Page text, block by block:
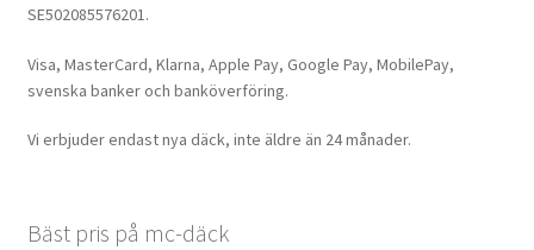
SE502085576201.
Visa, MasterCard, Klarna, Apple Pay, Google Pay, MobilePay,
svenska banker och banköverföring.
Vi erbjuder endast nya däck, inte äldre än 24 månader.
Bäst pris på mc-däck